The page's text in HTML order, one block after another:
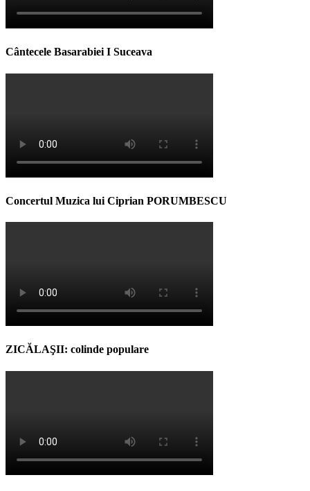
Cântecele Basarabiei I Suceava
Concertul Muzica lui Ciprian PORUMBESCU
ZICĂLAŞII: colinde populare